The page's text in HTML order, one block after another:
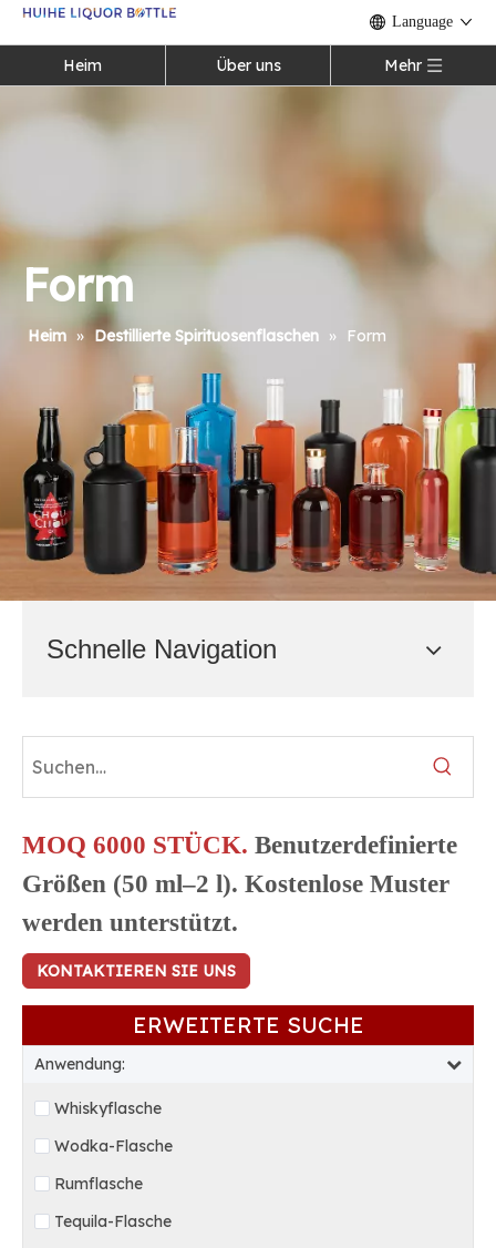
Language
Heim Über uns Mehr
Form
Heim » Destillierte Spirituosenflaschen » Form
Schnelle Navigation
MOQ 6000 STÜCK. Benutzerdefinierte
Größen (50 ml–2 l). Kostenlose Muster
werden unterstützt.
KONTAKTIEREN SIE UNS
ERWEITERTE SUCHE
Anwendung:
Whiskyflasche
Wodka-Flasche
Rumflasche
Tequila-Flasche